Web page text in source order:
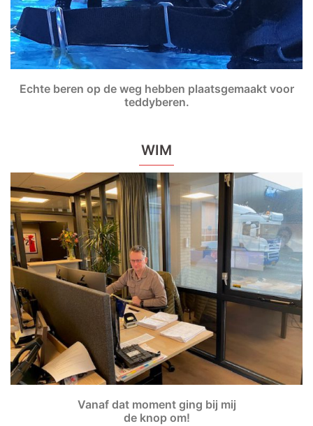
Echte beren op de weg hebben plaatsgemaakt voor
teddyberen.
WIM
Vanaf dat moment ging bij mij
de knop om!